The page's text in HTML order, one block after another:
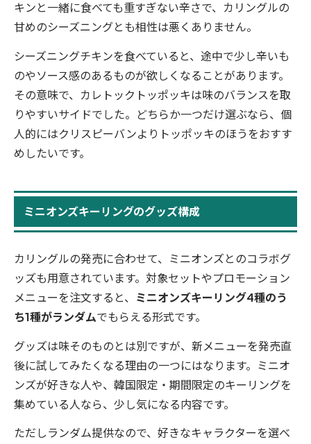
キンと一緒に食べても重すぎない辛さで、カリングルの
甘めのシーズニングとも相性は悪くありません。
シーズニングチキンを食べていると、途中で少し辛いも
のやソース感のあるものが欲しくなることがあります。
その意味で、カレトックトッポッキは味のバランスを取
りやすいサイドでした。どちらか一つだけ選ぶなら、個
人的にはクリスピーバンよりトッポッキのほうをおすす
めしたいです。
ミニオンズキーリングのグッズ構成
カリングルの発売に合わせて、ミニオンズとのコラボグ
ッズも用意されています。対象セットやプロモーション
メニューを注文すると、 ミニオンズキーリング4種のう
ち1種がランダムでもらえる形式です。
グッズは味そのものとは別ですが、新メニューを発売直
後に試してみたくなる理由の一つにはなります。ミニオ
ンズが好きな人や、韓国限定・期間限定のキーリングを
集めている人なら、少し気になる内容です。
ただしランダム提供なので、好きなキャラクターを選べ